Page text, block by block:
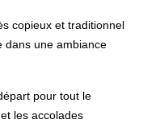
copieux et traditionnel
dans une ambiance
pour tout le
les accolades